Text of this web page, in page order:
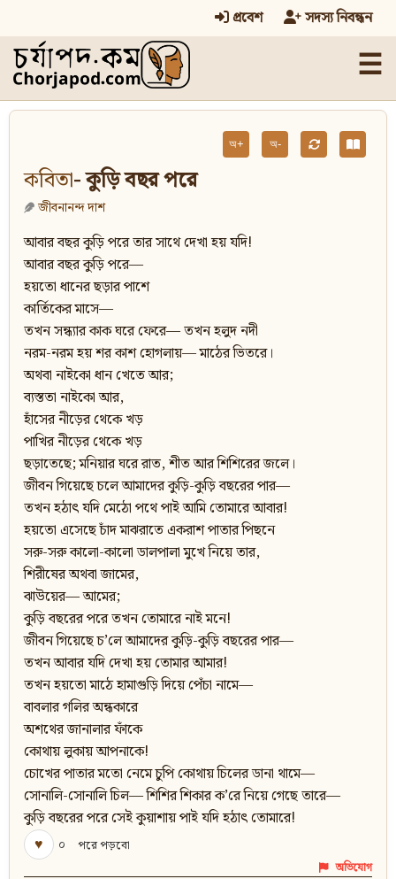
প্রবেশ সদস্য নিবন্ধন
☰
অ+ অ-
কবিতা- কুড়ি বছর পরে
জীবনানন্দ দাশ
আবার বছর কুড়ি পরে তার সাথে দেখা হয় যদি!
আবার বছর কুড়ি পরে—
হয়তো ধানের ছড়ার পাশে
কার্তিকের মাসে—
তখন সন্ধ্যার কাক ঘরে ফেরে— তখন হলুদ নদী
নরম-নরম হয় শর কাশ হোগলায়— মাঠের ভিতরে।
অথবা নাইকো ধান খেতে আর;
ব্যস্ততা নাইকো আর,
হাঁসের নীড়ের থেকে খড়
পাখির নীড়ের থেকে খড়
ছড়াতেছে; মনিয়ার ঘরে রাত, শীত আর শিশিরের জলে।
জীবন গিয়েছে চলে আমাদের কুড়ি-কুড়ি বছরের পার—
তখন হঠাৎ যদি মেঠো পথে পাই আমি তোমারে আবার!
হয়তো এসেছে চাঁদ মাঝরাতে একরাশ পাতার পিছনে
সরু-সরু কালো-কালো ডালপালা মুখে নিয়ে তার,
শিরীষের অথবা জামের,
ঝাউয়ের— আমের;
কুড়ি বছরের পরে তখন তোমারে নাই মনে!
জীবন গিয়েছে চ’লে আমাদের কুড়ি-কুড়ি বছরের পার—
তখন আবার যদি দেখা হয় তোমার আমার!
তখন হয়তো মাঠে হামাগুড়ি দিয়ে পেঁচা নামে—
বাবলার গলির অন্ধকারে
অশথের জানালার ফাঁকে
কোথায় লুকায় আপনাকে!
চোখের পাতার মতো নেমে চুপি কোথায় চিলের ডানা থামে—
সোনালি-সোনালি চিল— শিশির শিকার ক’রে নিয়ে গেছে তারে—
কুড়ি বছরের পরে সেই কুয়াশায় পাই যদি হঠাৎ তোমারে!
♥
০ পরে পড়বো
অভিযোগ